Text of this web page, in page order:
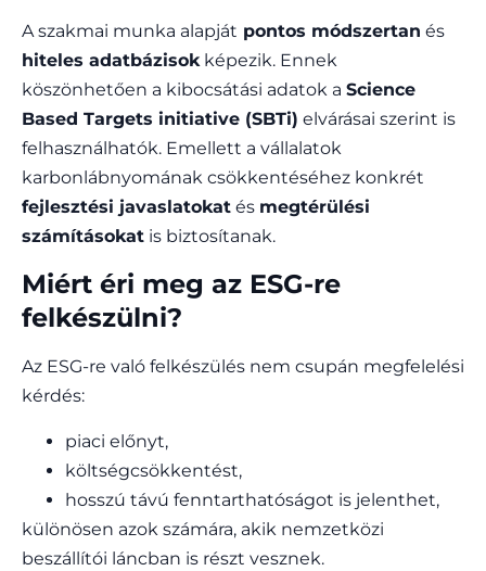
A szakmai munka alapját pontos módszertan és
hiteles adatbázisokképezik. Ennek
köszönhetően a kibocsátási adatok a Science
Based Targets initiative (SBTi) elvárásai szerint is
felhasználhatók. Emellett a vállalatok
karbonlábnyomának csökkentéséhez konkrét
fejlesztési javaslatokat és megtérülési
számításokat is biztosítanak.
Miért éri meg az ESG-re
felkészülni?
Az ESG-re való felkészülés nem csupán megfelelési
kérdés:
piaci előnyt,
költségcsökkentést,
hosszú távú fenntarthatóságot is jelenthet,
különösen azok számára, akik nemzetközi
beszállítói láncban is részt vesznek.